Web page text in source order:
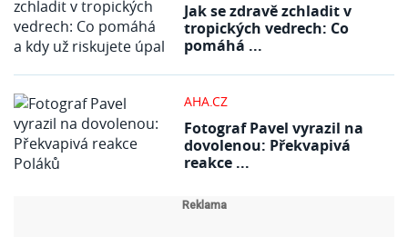
Jak se zdravě zchladit v
tropických vedrech: Co
pomáhá ...
AHA.CZ
Fotograf Pavel vyrazil na
dovolenou: Překvapivá
reakce ...